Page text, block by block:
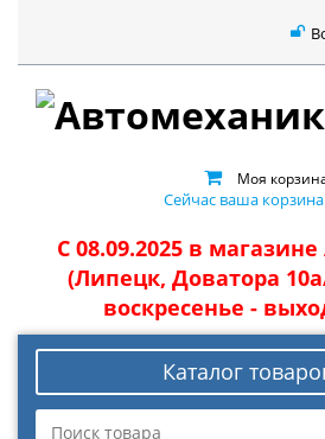
Моя
Сейчас ваша корзина
С 08.09.2025 в
(Липецк, Доватора
воскресенье -
Каталог